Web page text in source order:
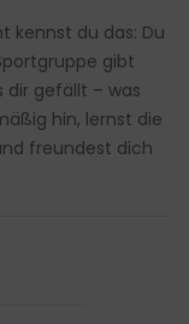
kennst du das: Du
gibt
dir gefällt – was
hin, lernst die
freundest dich